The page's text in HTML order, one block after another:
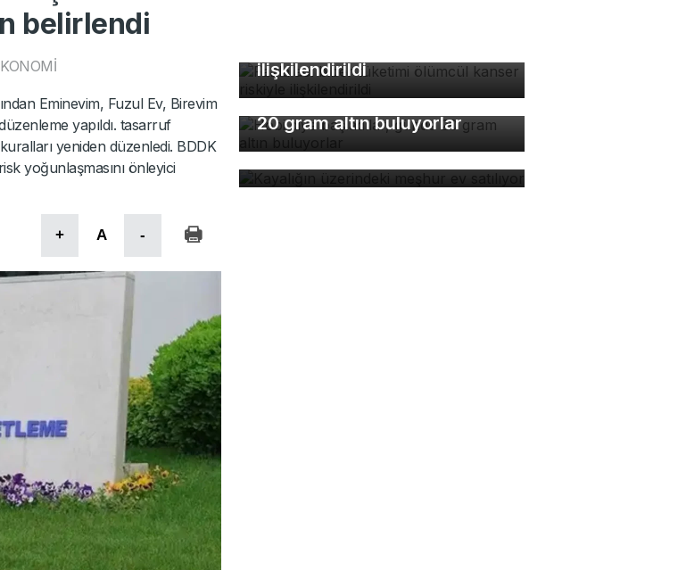
belirlendi
Eminevim, Fuzul Ev, Birevim
yapıldı. tasarruf
yeniden düzenledi. BDDK
yoğunlaşmasını önleyici
+ A -
ilişkilendirildi
Hobi diye başladılar, günde
20 gram altın buluyorlar
Kayalığın üzerindeki meşhur
ev satılıyor